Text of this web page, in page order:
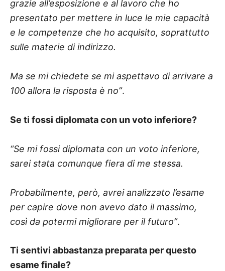
grazie all’esposizione e al lavoro che ho
presentato per mettere in luce le mie capacità
e le competenze che ho acquisito, soprattutto
sulle materie di indirizzo.
Ma se mi chiedete se mi aspettavo di arrivare a
100 allora la risposta è no”.
Se ti fossi diplomata con un voto inferiore?
“Se mi fossi diplomata con un voto inferiore,
sarei stata comunque fiera di me stessa.
Probabilmente, però, avrei analizzato l’esame
per capire dove non avevo dato il massimo,
così da potermi migliorare per il futuro”.
Ti sentivi abbastanza preparata per questo
esame finale?